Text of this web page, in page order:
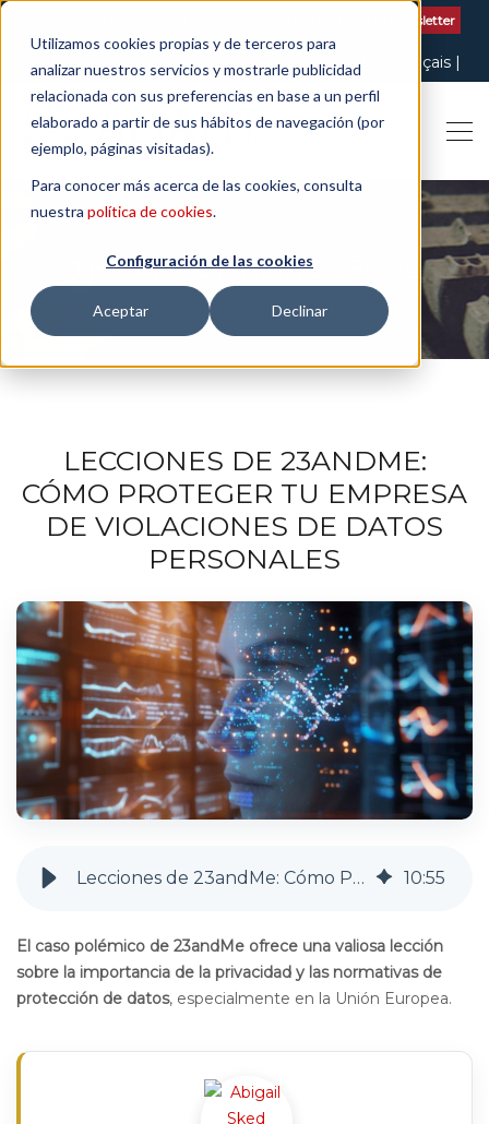
Utilizamos cookies propias y de terceros para
analizar nuestros servicios y mostrarle publicidad
relacionada con sus preferencias en base a un perfil
elaborado a partir de sus hábitos de navegación (por
ejemplo, páginas visitadas).
Para conocer más acerca de las cookies, consulta
nuestra política de cookies.
Configuración de las cookies
Aceptar Declinar
Suscribete a nuestro Newsletter
Español Català
English Français
Italiano
THE ART OF BEING LEGAL
LECCIONES DE 23ANDME:
CÓMO PROTEGER TU EMPRESA
DE VIOLACIONES DE DATOS
PERSONALES
Lecciones de 23andMe: Cómo Proteger tu Empresa de Violaciones de Datos Personales 10:55
El caso polémico de 23andMe ofrece una valiosa lección
sobre la importancia de la privacidad y las normativas de
protección de datos, especialmente en la Unión Europea.